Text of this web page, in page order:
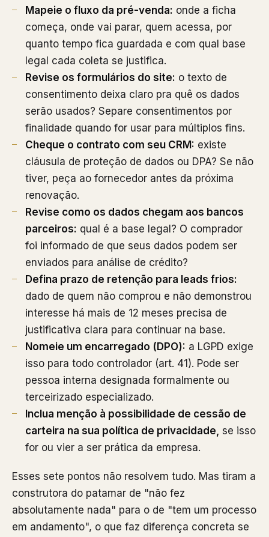
Mapeie o fluxo da pré-venda: onde a ficha
começa, onde vai parar, quem acessa, por
quanto tempo fica guardada e com qual base
legal cada coleta se justifica.
Revise os formulários do site: o texto de
consentimento deixa claro pra quê os dados
serão usados? Separe consentimentos por
finalidade quando for usar para múltiplos fins.
Cheque o contrato com seu CRM: existe
cláusula de proteção de dados ou DPA? Se não
tiver, peça ao fornecedor antes da próxima
renovação.
Revise como os dados chegam aos bancos
parceiros: qual é a base legal? O comprador
foi informado de que seus dados podem ser
enviados para análise de crédito?
Defina prazo de retenção para leads frios:
dado de quem não comprou e não demonstrou
interesse há mais de 12 meses precisa de
justificativa clara para continuar na base.
Nomeie um encarregado (DPO): a LGPD exige
isso para todo controlador (art. 41). Pode ser
pessoa interna designada formalmente ou
terceirizado especializado.
Inclua menção à possibilidade de cessão de
carteira na sua política de privacidade, se isso
for ou vier a ser prática da empresa.
Esses sete pontos não resolvem tudo. Mas tiram a
construtora do patamar de "não fez
absolutamente nada" para o de "tem um processo
em andamento", o que faz diferença concreta se